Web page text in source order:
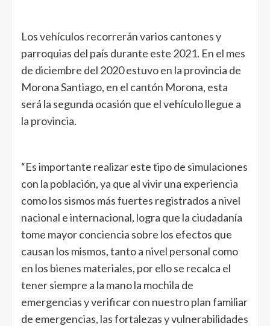
Los vehículos recorrerán varios cantones y
parroquias del país durante este 2021. En el mes
de diciembre del 2020 estuvo en la provincia de
Morona Santiago, en el cantón Morona, esta
será la segunda ocasión que el vehículo llegue a
la provincia.
“Es importante realizar este tipo de simulaciones
con la población, ya que al vivir una experiencia
como los sismos más fuertes registrados a nivel
nacional e internacional, logra que la ciudadanía
tome mayor conciencia sobre los efectos que
causan los mismos, tanto a nivel personal como
en los bienes materiales, por ello se recalca el
tener siempre a la mano la mochila de
emergencias y verificar con nuestro plan familiar
de emergencias, las fortalezas y vulnerabilidades